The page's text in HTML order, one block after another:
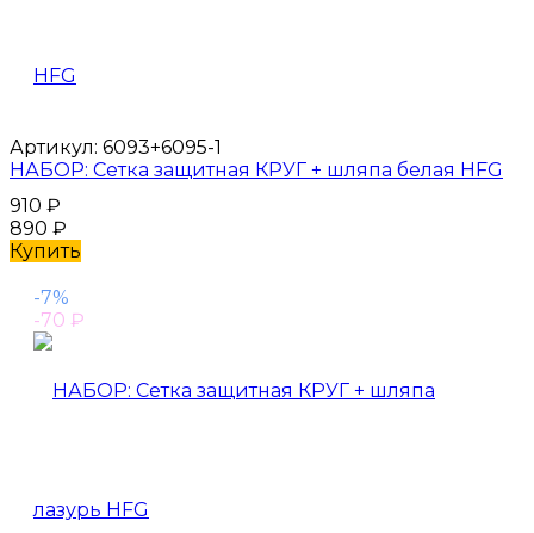
Артикул: 6093+6095-1
НАБОР: Сетка защитная КРУГ + шляпа белая HFG
910 ₽
890 ₽
Купить
-7%
-70 ₽